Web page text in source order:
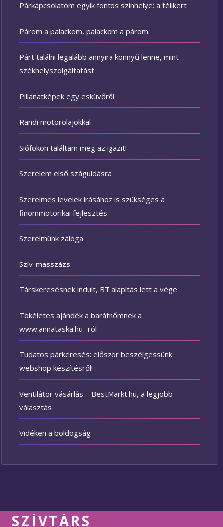
Párkapcsolatom egyik fontos színhelye: a télikert
Párom a palackom, palackom a párom
Párt találni legalább annyira könnyű lenne, mint
székhelyszolgáltatást
Pillanatképek egy esküvőről
Randi motorolajokkal
Siófokon találtam meg az igazit!
Szerelem első száguldásra
Szerelmes levelek írásához is szükséges a
finommotorikai fejlesztés
Szerelmünk záloga
Szív-masszázs
Társkeresésnek indult, BT alapítás lett a vége
Tökéletes ajándék a barátnőmnek a
www.annataska.hu -ról
Tudatos párkeresés: először beszélgessünk
webshop készítésről!
Ventilátor vásárlás – BestMarkt.hu, a legjobb
választás
Vidéken a boldogság
SZÍVTÁRS